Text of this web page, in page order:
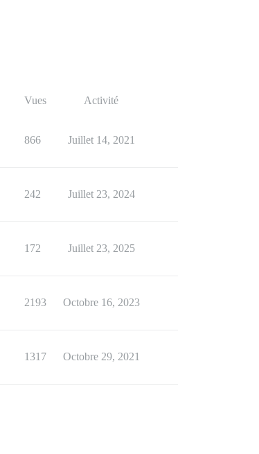
Vues Activité
866 Juillet 14, 2021
242 Juillet 23, 2024
172 Juillet 23, 2025
2193 Octobre 16, 2023
1317 Octobre 29, 2021